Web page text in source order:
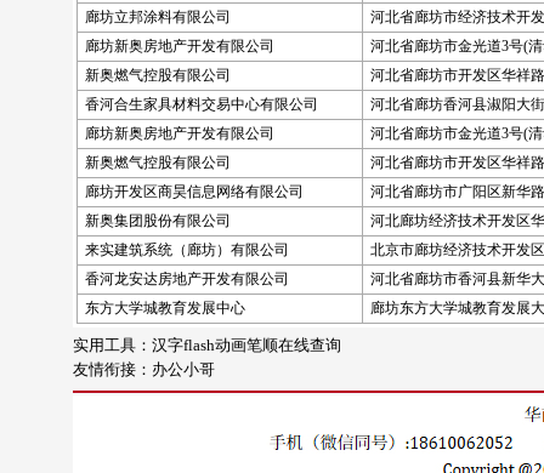
廊坊立邦涂料有限公司
河北省廊坊市经济技术开
廊坊新奥房地产开发有限公司
河北省廊坊市金光道3号(
新奥燃气控股有限公司
河北省廊坊市开发区华祥路
香河合生家具材料交易中心有限公司
河北省廊坊香河县淑阳大
廊坊新奥房地产开发有限公司
河北省廊坊市金光道3号(
新奥燃气控股有限公司
河北省廊坊市开发区华祥路
廊坊开发区商昊信息网络有限公司
河北省廊坊市广阳区新华
新奥集团股份有限公司
河北廊坊经济技术开发区
来实建筑系统（廊坊）有限公司
北京市廊坊经济技术开发区
香河龙安达房地产开发有限公司
河北省廊坊市香河县新华
东方大学城教育发展中心
廊坊东方大学城教育发展
实用工具： 汉字flash动画笔顺在线查询
友情衔接： 办公小哥